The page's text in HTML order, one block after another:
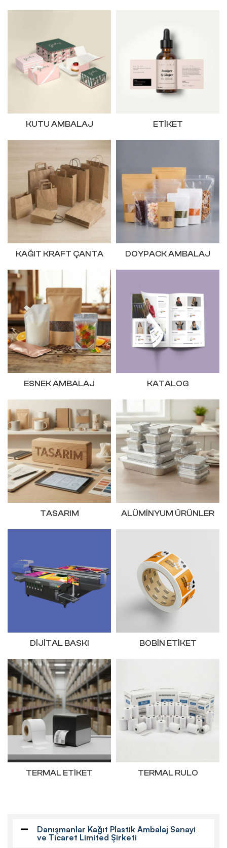
KUTU AMBALAJ ETIKET
KAĞIT KRAFT ÇANTA DOYPACK AMBALAJ
ESNEK AMBALAJ KATALOG
TASARIM ALÜMINYUM ÜRÜNLER
DIJITAL BASKI BOBIN ETIKET
TERMAL ETIKET TERMAL RULO
Danışmanlar Kağıt Plastik Ambalaj Sanayi
ve Ticaret Limited Şirketi